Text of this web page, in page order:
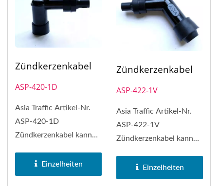
Zündkerzenkabel
ASP-420-1D
Asia Traffic Artikel-Nr.
ASP-420-1D
Zündkerzenkabel kann
Nr. LD05E ersetzen
Einzelheiten
Zündkerzenkabel
ASP-422-1V
Asia Traffic Artikel-Nr.
ASP-422-1V
Zündkerzenkabel kann
Nr. VD05E ersetzen
Einzelheiten